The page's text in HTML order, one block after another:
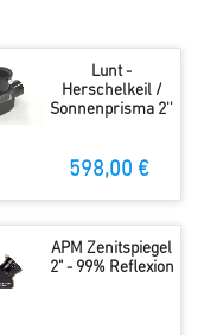
Lunt -
Herschelkeil /
Sonnenprisma 2''
598,00 €
APM Zenitspiegel
2" - 99% Reflexion